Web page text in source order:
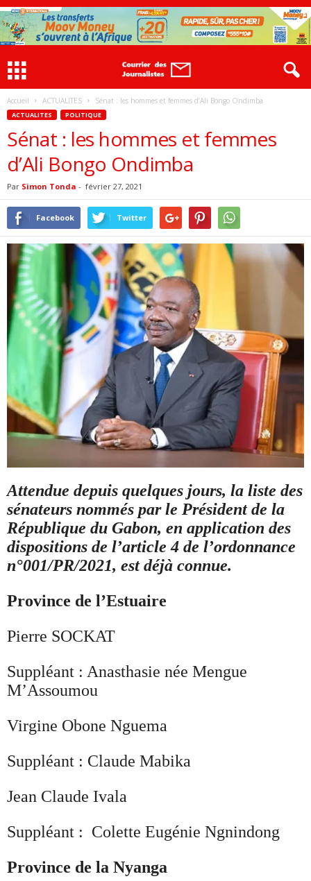
Accueil ACTUALITES Sénat : les hommes et femmes d’Ali Bongo Ondimba
ACTUALITES POLITIQUE
Sénat : les hommes et femmes
d’Ali Bongo Ondimba
Par Simon Tonda - février 27, 2021
Facebook Twitter
Attendue depuis quelques jours, la liste des
sénateurs nommés par le Président de la
République du Gabon, en application des
dispositions de l’article 4 de l’ordonnance
n°001/PR/2021, est déjà connue.
Province de l’Estuaire
Pierre SOCKAT
Suppléant : Anasthasie née Mengue
M’Assoumou
Virgine Obone Nguema
Suppléant : Claude Mabika
Jean Claude Ivala
Suppléant : Colette Eugénie Ngnindong
Province de la Nyanga